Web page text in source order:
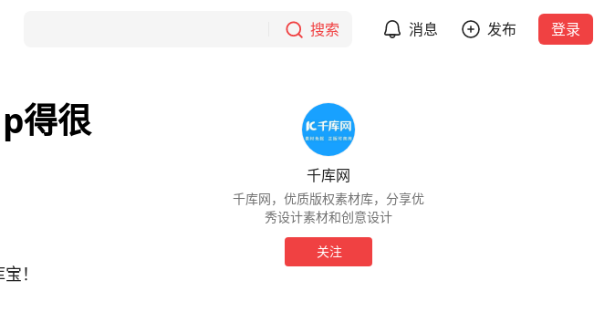
搜索 消息 发布 登录
得很
！
千库网
千库网，优质版权素材库，分享优
秀设计素材和创意设计
关注